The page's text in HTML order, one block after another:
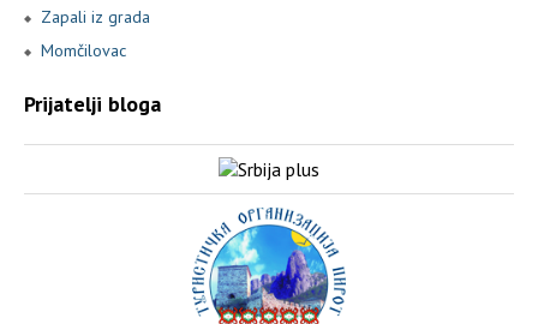
Zapali iz grada
Momčilovac
Prijatelji bloga